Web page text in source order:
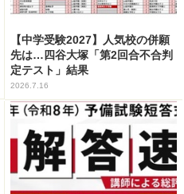
【中学受験2027】人気校の併願
先は…四谷大塚「第2回合不合判
定テスト」結果
2026.7.16